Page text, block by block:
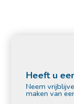
Heeft u
Neem
maken van